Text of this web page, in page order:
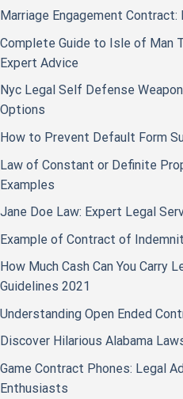
Marriage Engagement
Complete Guide to Isle of Man
Expert Advice
Nyc Legal Self Defense
Options
How to Prevent Default Form
Law of Constant or Definite
Examples
Jane Doe Law: Expert Legal
Example of Contract of
How Much Cash Can You Carry
Guidelines 2021
Understanding Open Ended
Discover Hilarious Alabama
Game Contract Phones: Legal
Enthusiasts